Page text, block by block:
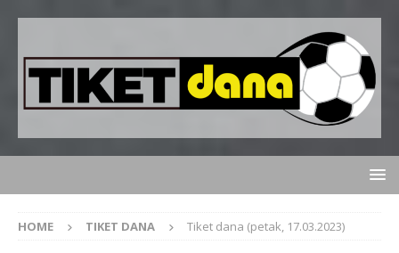
HOME TIKET DANA Tiket dana (petak, 17.03.2023)